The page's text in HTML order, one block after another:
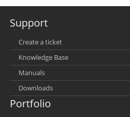
Support
Create a ticket
Knowledge Base
Manuals
Downloads
Portfolio